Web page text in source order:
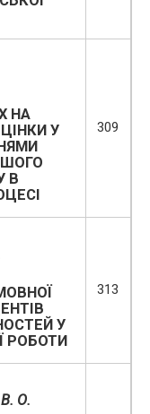
НА
У
В
309
У
РОБОТИ
313
О.